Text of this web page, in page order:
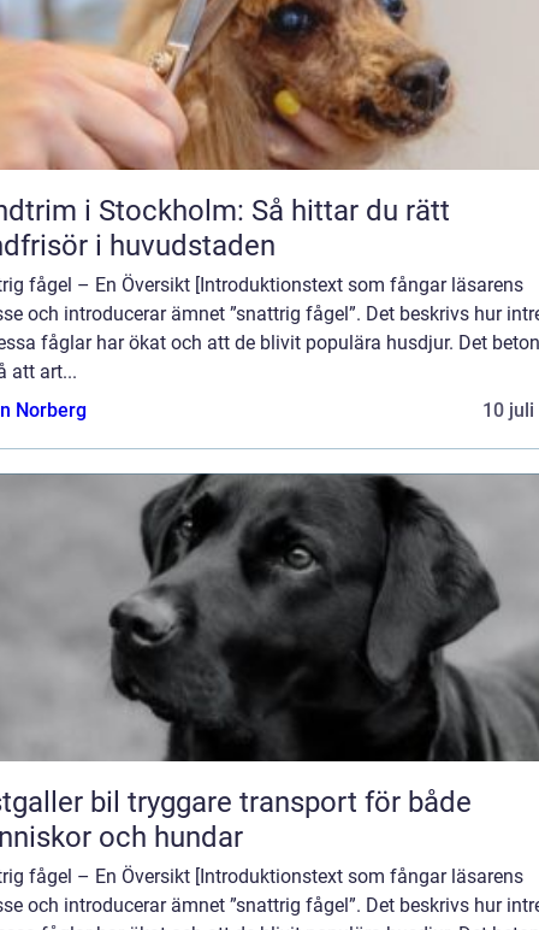
i Stockholm: Så hittar du rätt
i huvudstaden
fågel – En Översikt [Introduktionstext som fångar läsarens
och introducerar ämnet ”snattrig fågel”. Det beskrivs hur
fåglar har ökat och att de blivit populära husdjur. Det
att art...
Norberg
10 juli
tryggare transport för både
och hundar
fågel – En Översikt [Introduktionstext som fångar läsarens
och introducerar ämnet ”snattrig fågel”. Det beskrivs hur